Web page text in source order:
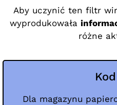
Aby uczynić ten filtr
wyprodukowała
różne
Dla magazynu